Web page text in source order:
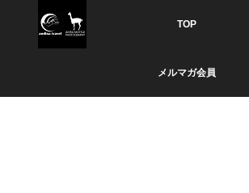
TOP
メルマガ会員